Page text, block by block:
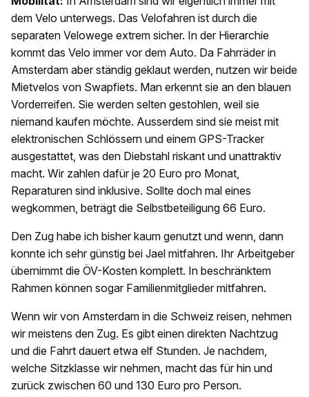
dem Velo unterwegs. Das Velofahren ist durch die
separaten Velowege extrem sicher. In der Hierarchie
kommt das Velo immer vor dem Auto. Da Fahrräder in
Amsterdam aber ständig geklaut werden, nutzen wir beide
Mietvelos von Swapfiets. Man erkennt sie an den blauen
Vorderreifen. Sie werden selten gestohlen, weil sie
niemand kaufen möchte. Ausserdem sind sie meist mit
elektronischen Schlössern und einem GPS-Tracker
ausgestattet, was den Diebstahl riskant und unattraktiv
macht. Wir zahlen dafür je 20 Euro pro Monat,
Reparaturen sind inklusive. Sollte doch mal eines
wegkommen, beträgt die Selbstbeteiligung 66 Euro.
Den Zug habe ich bisher kaum genutzt und wenn, dann
konnte ich sehr günstig bei Jael mitfahren. Ihr Arbeitgeber
übernimmt die ÖV-Kosten komplett. In beschränktem
Rahmen können sogar Familienmitglieder mitfahren.
Wenn wir von Amsterdam in die Schweiz reisen, nehmen
wir meistens den Zug. Es gibt einen direkten Nachtzug
und die Fahrt dauert etwa elf Stunden. Je nachdem,
welche Sitzklasse wir nehmen, macht das für hin und
zurück zwischen 60 und 130 Euro pro Person.